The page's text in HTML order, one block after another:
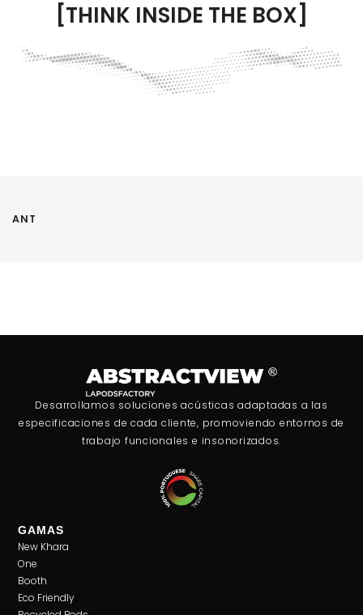
[THINK INSIDE THE BOX]
ANT
Desarrollamos soluciones acústicas adaptadas a las
especificaciones de cada cliente, promoviendo entornos de
trabajo funcionales e insonorizados.
GAMAS
New Khara
One
Booth
Eco Friendly